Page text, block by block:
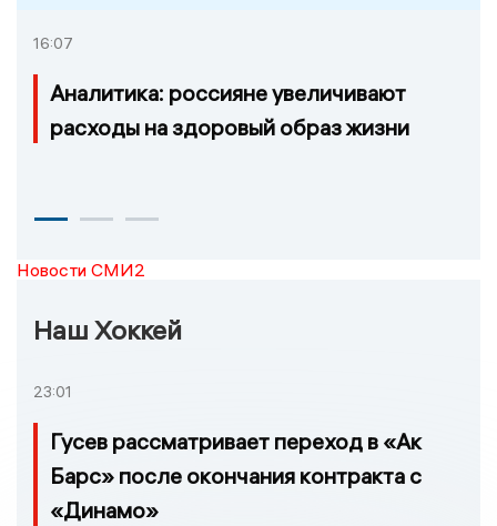
16:07
Аналитика: россияне увеличивают
расходы на здоровый образ жизни
Новости СМИ2
Наш Хоккей
23:01
Гусев рассматривает переход в «Ак
Барс» после окончания контракта с
«Динамо»